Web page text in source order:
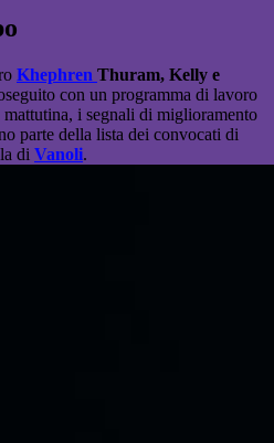
Khephren Thuram, Kelly e
con un programma di lavoro
mattutina, i segnali di miglioramento
parte della lista dei convocati di
di Vanoli.